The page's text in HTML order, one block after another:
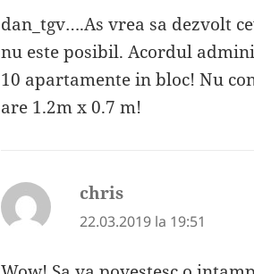
dan_tgv….As vrea sa dezvolt
nu este posibil. Acordul
10 apartamente in bloc! Nu
are 1.2m x 0.7 m!
chris
22.03.2019 la 19:51